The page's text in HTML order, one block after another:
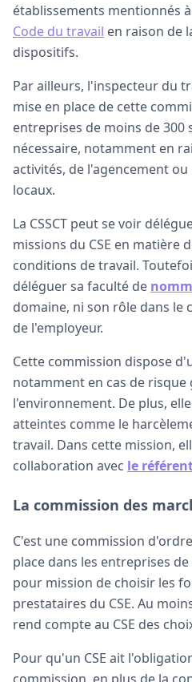
établissements mentionnés
Code du travail en raison de
dispositifs.
Par ailleurs, l'inspecteur du
mise en place de cette
entreprises de moins de 300
nécessaire, notamment en
activités, de l'agencement
locaux.
La CSSCT peut se voir
missions du CSE en matière
conditions de travail.
déléguer sa faculté de
domaine, ni son rôle dans le
de l'employeur.
Cette commission dispose
notamment en cas de
l'environnement. De plus,
atteintes comme le
travail. Dans cette mission,
collaboration avec le
La commission des
C'est une commission
place dans les entreprises
pour mission de choisir les
prestataires du CSE. Au
rend compte au CSE des
Pour qu'un CSE ait
commission, en plus de la